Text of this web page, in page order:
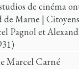
de cinéma
de Marne |
Pagnol et
Marcel Carné